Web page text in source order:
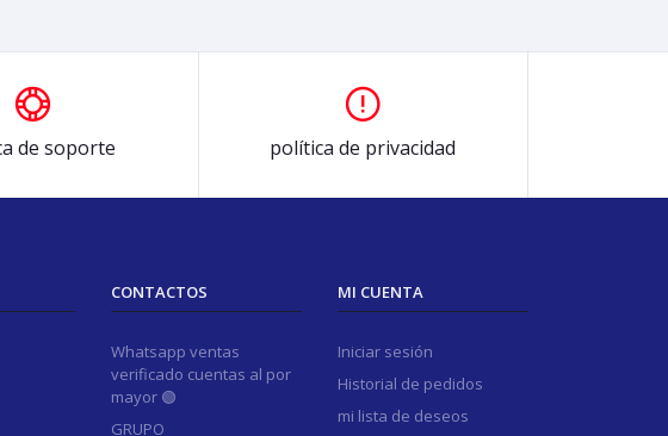
de soporte política de privacidad
CONTACTOS
Whatsapp ventas
verificado cuentas al por
mayor 🟢
GRUPO
MI CUENTA
Iniciar sesión
Historial de pedidos
mi lista de deseos